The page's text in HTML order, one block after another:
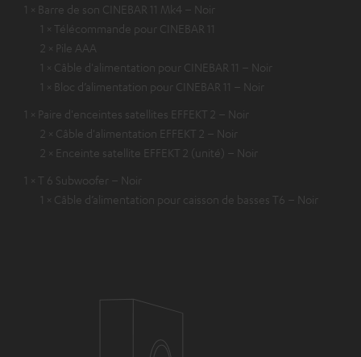
1 × Barre de son CINEBAR 11 Mk4 – Noir
1 × Télécommande pour CINEBAR 11
2 × Pile AAA
1 × Câble d'alimentation pour CINEBAR 11 – Noir
1 × Bloc d’alimentation pour CINEBAR 11 – Noir
1 × Paire d'enceintes satellites EFFEKT 2 – Noir
2 × Câble d'alimentation EFFEKT 2 – Noir
2 × Enceinte satellite EFFEKT 2 (unité) – Noir
1 × T 6 Subwoofer – Noir
1 × Câble d’alimentation pour caisson de basses T6 – Noir